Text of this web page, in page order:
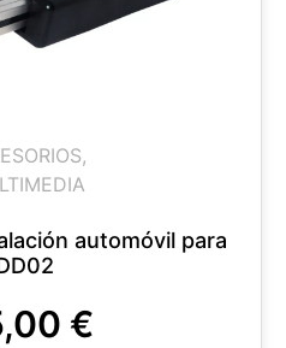
,
automóvil para
€